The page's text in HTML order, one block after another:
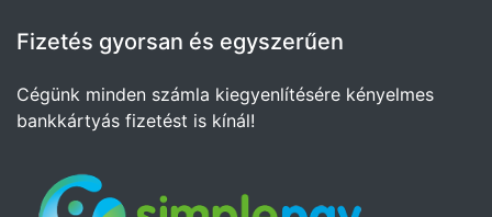
Fizetés gyorsan és egyszerűen
Cégünk minden számla kiegyenlítésére kényelmes
bankkártyás fizetést is kínál!